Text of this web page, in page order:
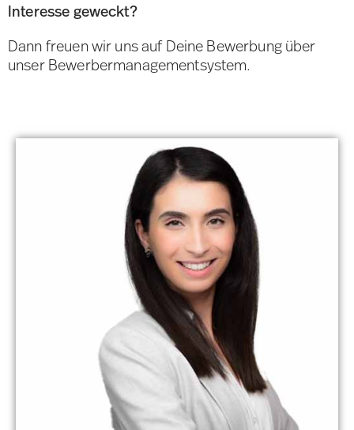
Interesse geweckt?
Dann freuen wir uns auf Deine Bewerbung über
unser Bewerbermanagementsystem.